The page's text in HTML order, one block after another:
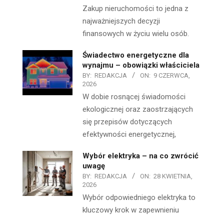
Zakup nieruchomości to jedna z
najważniejszych decyzji
finansowych w życiu wielu osób.
Świadectwo energetyczne dla
wynajmu – obowiązki właściciela
BY: REDAKCJA ON: 9 CZERWCA,
2026
W dobie rosnącej świadomości
ekologicznej oraz zaostrzających
się przepisów dotyczących
efektywności energetycznej,
Wybór elektryka – na co zwrócić
uwagę
BY: REDAKCJA ON: 28 KWIETNIA,
2026
Wybór odpowiedniego elektryka to
kluczowy krok w zapewnieniu